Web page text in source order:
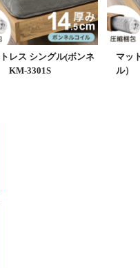
レス シングル(ボンネ
KM-3301S
マッ
ル）